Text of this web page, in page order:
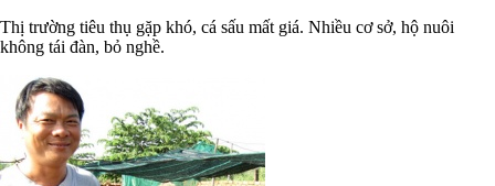
Thị trường tiêu thụ gặp khó, cá sấu mất giá. Nhiều cơ sở, hộ nuôi
không tái đàn, bỏ nghề.